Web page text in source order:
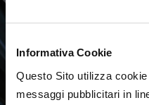
Informativa Cookie
Questo Sito utilizza
messaggi pubblicitari in